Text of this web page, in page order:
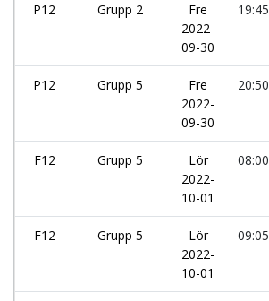
P12 Grupp 2
Fre
2022-
09-30
19:45
P12 Grupp 5
Fre
2022-
09-30
20:50
F12 Grupp 5
Lör
2022-
10-01
08:00
F12 Grupp 5
Lör
2022-
10-01
09:05